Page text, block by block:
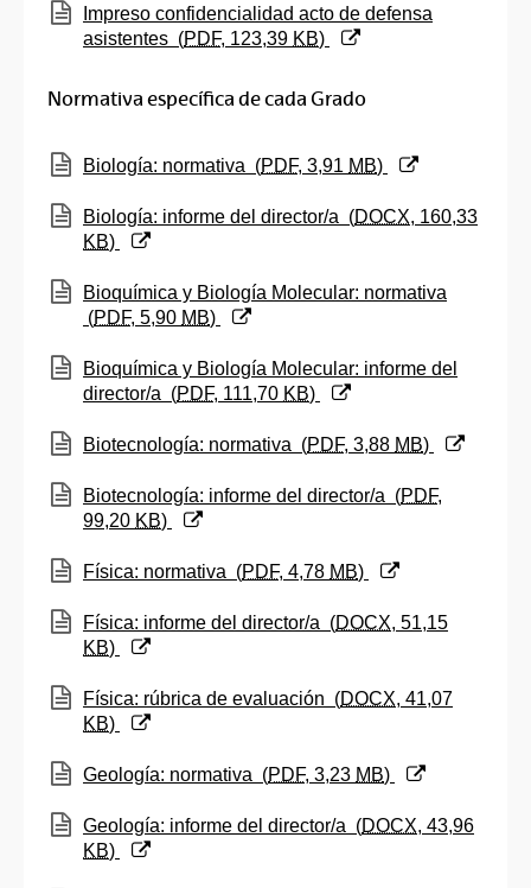
(Abre una nueva ventana)
Impreso confidencialidad acto de defensa
asistentes (PDF, 123,39 KB)
Normativa específica de cada Grado
(Abre una nueva ventana)
Biología: normativa (PDF, 3,91 MB)
(Abre una nueva ventana)
Biología: informe del director/a (DOCX, 160,33
KB)
(Abre una nueva ventana)
Bioquímica y Biología Molecular: normativa
(PDF, 5,90 MB)
(Abre una nueva ventana)
Bioquímica y Biología Molecular: informe del
director/a (PDF, 111,70 KB)
(Abre una nueva ventana)
Biotecnología: normativa (PDF, 3,88 MB)
(Abre una nueva ventana)
Biotecnología: informe del director/a (PDF,
99,20 KB)
(Abre una nueva ventana)
Física: normativa (PDF, 4,78 MB)
(Abre una nueva ventana)
Física: informe del director/a (DOCX, 51,15
KB)
(Abre una nueva ventana)
Física: rúbrica de evaluación (DOCX, 41,07
KB)
(Abre una nueva ventana)
Geología: normativa (PDF, 3,23 MB)
(Abre una nueva ventana)
Geología: informe del director/a (DOCX, 43,96
KB)